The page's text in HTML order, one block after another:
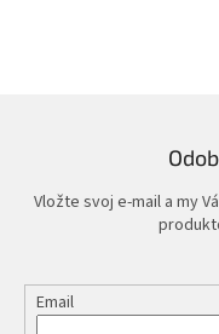
Vložte svoj e-mail a my
Email